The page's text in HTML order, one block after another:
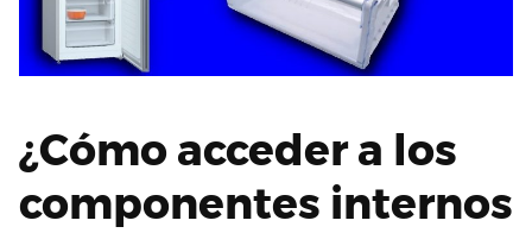
¿Cómo acceder a los
componentes internos